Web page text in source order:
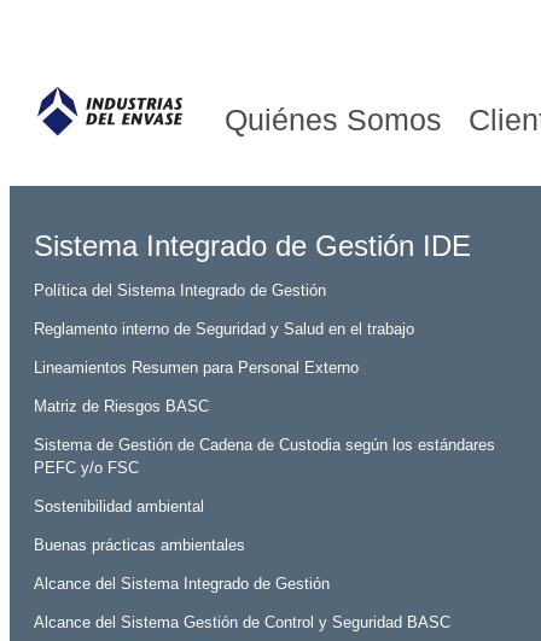
Quiénes Somos
Sistema Integrado de Gestión IDE
Política del Sistema Integrado de Gestión
Reglamento interno de Seguridad y Salud en el trabajo
Lineamientos Resumen para Personal Externo
Matriz de Riesgos BASC
Sistema de Gestión de Cadena de Custodia según los estándares
PEFC y/o FSC
Sostenibilidad ambiental
Buenas prácticas ambientales
Alcance del Sistema Integrado de Gestión
Alcance del Sistema Gestión de Control y Seguridad BASC